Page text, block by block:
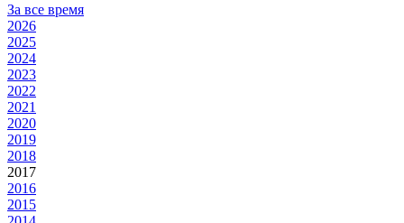
За все время
2026
2025
2024
2023
2022
2021
2020
2019
2018
2017
2016
2015